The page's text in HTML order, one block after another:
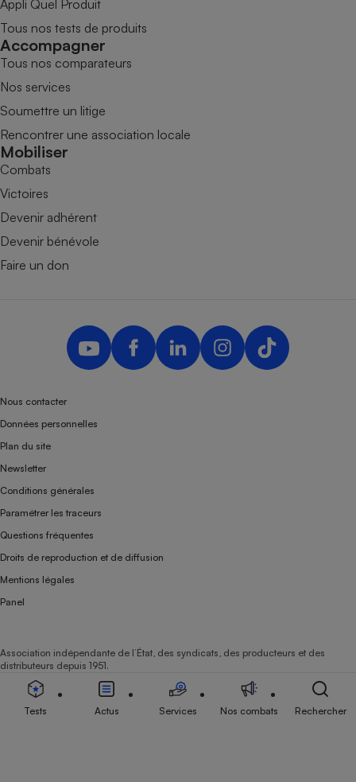
Appli Quel Produit
Tous nos tests de produits
Accompagner
Tous nos comparateurs
Nos services
Soumettre un litige
Rencontrer une association locale
Mobiliser
Combats
Victoires
Devenir adhérent
Devenir bénévole
Faire un don
Nous contacter
Données personnelles
Plan du site
Newsletter
Conditions générales
Paramétrer les traceurs
Questions fréquentes
Droits de reproduction et de diffusion
Mentions légales
Panel
Association indépendante de l’État, des syndicats, des producteurs et des
distributeurs depuis 1951.
Tests Actus Services Nos combats Rechercher